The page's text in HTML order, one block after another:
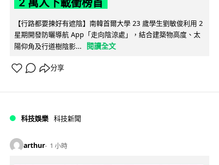
【行路都要揀好有遮陰】南韓首爾大學 23 歲學生劉敏俊利用 2
星期開發防曬導航 App「走向陰涼處」，結合建築物高度、太
陽仰角及行道樹陰影...
閱讀全文
分享
科技娛樂 科技新聞
arthur 1 小時